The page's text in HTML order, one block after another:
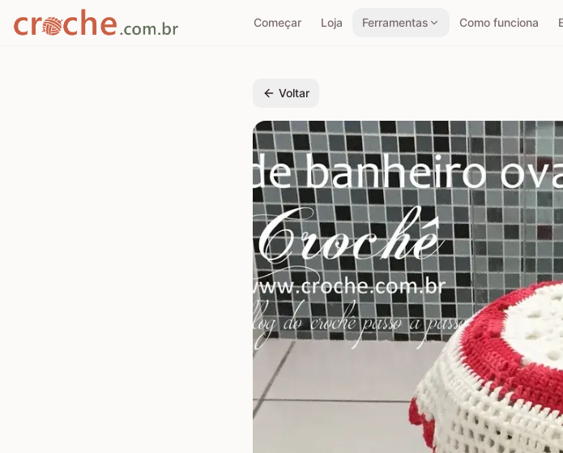
Começar Loja Ferramentas Como funciona
Voltar